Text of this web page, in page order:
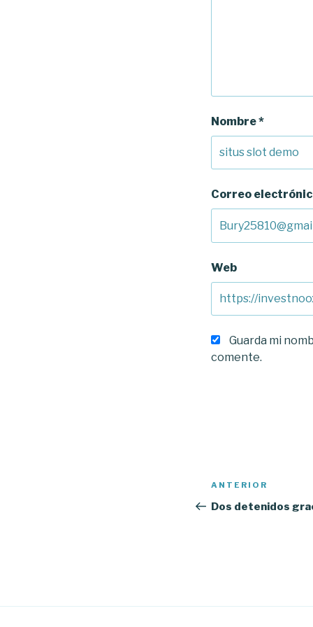
Nombre*
Correo
Web
Guarda mi
comente.
Navegación
de
Entrada
anterior:
ANTERIOR
Dos detenidos